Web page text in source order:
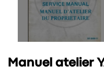
Manuel atelier